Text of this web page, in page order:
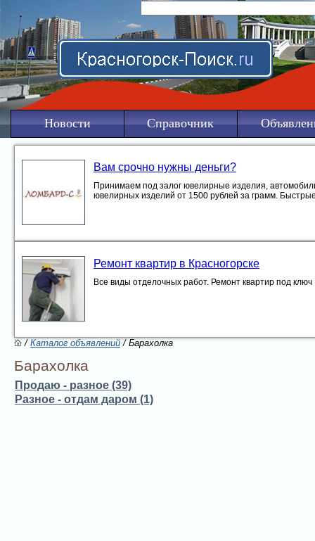
Новости Справочник
Вам срочно нужны деньги?
Принимаем под залог ювелирные изделия,
ювелирных изделий от 1500 рублей за грамм.
Ремонт квартир в Красногорске
Все виды отделочных работ. Ремонт квартир под ключ
/Каталог объявлений/ Барахолка
Барахолка
Продаю - разное (39)
Разное - отдам даром (1)